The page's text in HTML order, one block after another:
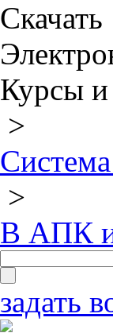
Скачать
Курсы
>
>
В АПК
задать